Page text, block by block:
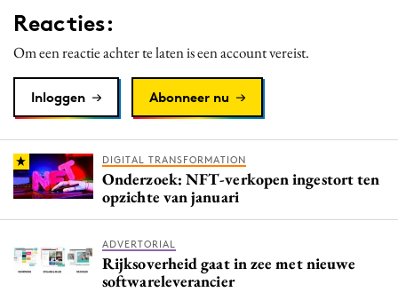
Reacties:
Om een reactie achter te laten is een account vereist.
Inloggen Abonneer nu
DIGITAL TRANSFORMATION
Onderzoek: NFT-verkopen ingestort ten
opzichte van januari
ADVERTORIAL
Rijksoverheid gaat in zee met nieuwe
softwareleverancier